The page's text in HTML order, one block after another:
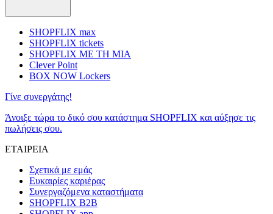
SHOPFLIX max
SHOPFLIX tickets
SHOPFLIX ΜΕ ΤΗ ΜΙΑ
Clever Point
BOX NOW Lockers
Γίνε συνεργάτης!
Άνοιξε τώρα το δικό σου κατάστημα SHOPFLIX και αύξησε τις
πωλήσεις σου.
ΕΤΑΙΡΕΙΑ
Σχετικά με εμάς
Ευκαιρίες καριέρας
Συνεργαζόμενα καταστήματα
SHOPFLIX B2B